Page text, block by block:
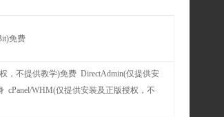
免费
，不提供教学)免费 DirectAdmin(仅提供安
cPanel/WHM(仅提供安装及正版授权，不